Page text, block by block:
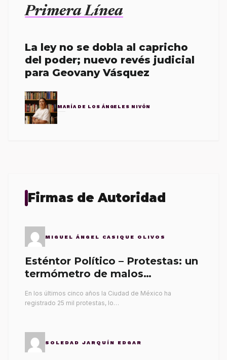
Primera Línea
La ley no se dobla al capricho
del poder; nuevo revés judicial
para Geovany Vásquez
MARÍA DE LOS ÁNGELES NIVÓN
Firmas de Autoridad
MIGUEL ÁNGEL CASIQUE OLIVOS
Esténtor Político – Protestas: un
termómetro de malos
En los últimos cinco años la Ciudad de México ha
registrado 25 mil protestas, lo…
SOLEDAD JARQUÍN EDGAR